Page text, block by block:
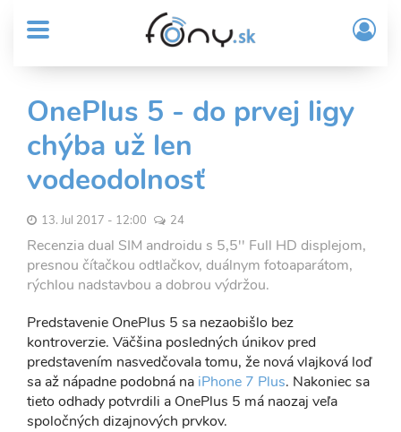
obsah
MENU
Sub
Header
menu
User
account
menu
/
OnePlus 5 - do prvej ligy
chýba už len
vodeodolnosť
13. Jul 2017 - 12:00 24
Recenzia dual SIM androidu s 5,5'' Full HD displejom,
presnou čítačkou odtlačkov, duálnym fotoaparátom,
rýchlou nadstavbou a dobrou výdržou.
Predstavenie OnePlus 5 sa nezaobišlo bez
kontroverzie. Väčšina posledných únikov pred
predstavením nasvedčovala tomu, že nová vlajková loď
sa až nápadne podobná na iPhone 7 Plus. Nakoniec sa
tieto odhady potvrdili a OnePlus 5 má naozaj veľa
spoločných dizajnových prvkov.